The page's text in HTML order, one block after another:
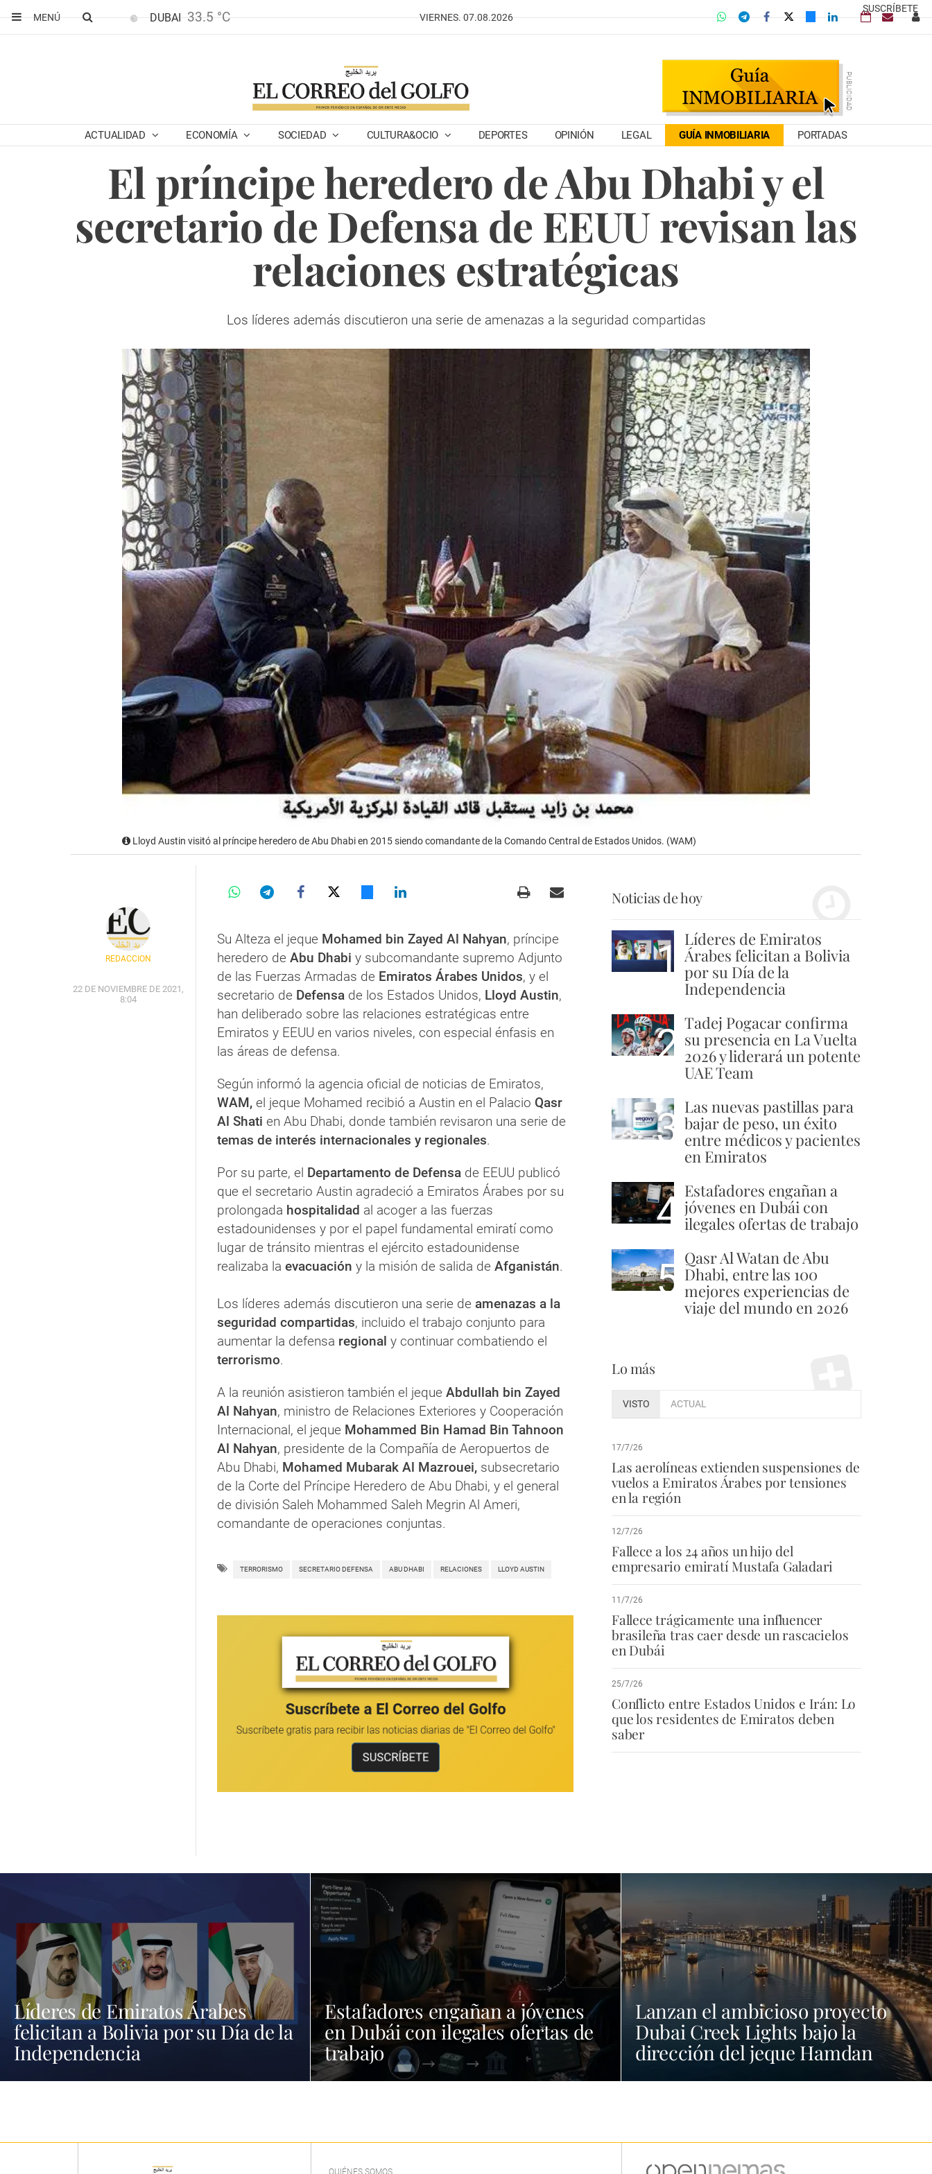
SUSCRÍBETE
MENÚ
DUBAI 33.5 °C VIERNES. 07.08.2026
ACTUALIDAD ECONOMÍA SOCIEDAD CULTURA&OCIO DEPORTES OPINIÓN LEGAL GUÍA INMOBILIARIA PORTADAS
El príncipe heredero de Abu Dhabi y el
secretario de Defensa de EEUU revisan las
relaciones estratégicas
Los líderes además discutieron una serie de amenazas a la seguridad compartidas
Lloyd Austin visitó al príncipe heredero de Abu Dhabi en 2015 siendo comandante de la Comando Central de Estados Unidos. (WAM)
REDACCIÓN
22 DE NOVIEMBRE DE 2021,
8:04
Su Alteza el jeque Mohamed bin Zayed Al Nahyan, príncipe
heredero de Abu Dhabi y subcomandante supremo Adjunto
de las Fuerzas Armadas de Emiratos Árabes Unidos, y el
secretario de Defensa de los Estados Unidos, Lloyd Austin,
han deliberado sobre las relaciones estratégicas entre
Emiratos y EEUU en varios niveles, con especial énfasis en
las áreas de defensa.
Según informó la agencia oficial de noticias de Emiratos,
WAM, el jeque Mohamed recibió a Austin en el Palacio Qasr
Al Shati en Abu Dhabi, donde también revisaron una serie de
temas de interés internacionales y regionales.
Por su parte, el Departamento de Defensa de EEUU publicó
que el secretario Austin agradeció a Emiratos Árabes por su
prolongada hospitalidad al acoger a las fuerzas
estadounidenses y por el papel fundamental emiratí como
lugar de tránsito mientras el ejército estadounidense
realizaba la evacuación y la misión de salida de Afganistán.
Los líderes además discutieron una serie de amenazas a la
seguridad compartidas, incluido el trabajo conjunto para
aumentar la defensa regional y continuar combatiendo el
terrorismo.
A la reunión asistieron también el jeque Abdullah bin Zayed
Al Nahyan, ministro de Relaciones Exteriores y Cooperación
Internacional, el jeque Mohammed Bin Hamad Bin Tahnoon
Al Nahyan, presidente de la Compañía de Aeropuertos de
Abu Dhabi, Mohamed Mubarak Al Mazrouei, subsecretario
de la Corte del Príncipe Heredero de Abu Dhabi, y el general
de división Saleh Mohammed Saleh Megrin Al Ameri,
comandante de operaciones conjuntas.
TERRORISMO SECRETARIO DEFENSA ABU DHABI RELACIONES LLOYD AUSTIN
Noticias de hoy
1 Líderes de Emiratos
Árabes felicitan a Bolivia
por su Día de la
Independencia
2 Tadej Pogacar confirma
su presencia en La Vuelta
2026 y liderará un potente
UAE Team
3 Las nuevas pastillas para
bajar de peso, un éxito
entre médicos y pacientes
en Emiratos
4 Estafadores engañan a
jóvenes en Dubái con
ilegales ofertas de trabajo
5 Qasr Al Watan de Abu
Dhabi, entre las 100
mejores experiencias de
viaje del mundo en 2026
Lo más
VISTO ACTUAL
17/7/26
Las aerolíneas extienden suspensiones de
vuelos a Emiratos Árabes por tensiones
en la región
12/7/26
Fallece a los 24 años un hijo del
empresario emiratí Mustafa Galadari
11/7/26
Fallece trágicamente una influencer
brasileña tras caer desde un rascacielos
en Dubái
25/7/26
Conflicto entre Estados Unidos e Irán: Lo
que los residentes de Emiratos deben
saber
Líderes de Emiratos Árabes
felicitan a Bolivia por su Día de la
Independencia
Estafadores engañan a jóvenes
en Dubái con ilegales ofertas de
trabajo
Lanzan el ambicioso proyecto
Dubai Creek Lights bajo la
dirección del jeque Hamdan